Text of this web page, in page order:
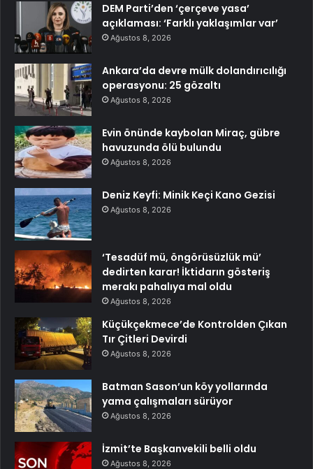
DEM Parti’den ‘çerçeve yasa’
açıklaması: ‘Farklı yaklaşımlar var’
Ağustos 8, 2026
Ankara’da devre mülk dolandırıcılığı
operasyonu: 25 gözaltı
Ağustos 8, 2026
Evin önünde kaybolan Miraç, gübre
havuzunda ölü bulundu
Ağustos 8, 2026
Deniz Keyfi: Minik Keçi Kano Gezisi
Ağustos 8, 2026
‘Tesadüf mü, öngörüsüzlük mü’
dedirten karar! İktidarın gösteriş
merakı pahalıya mal oldu
Ağustos 8, 2026
Küçükçekmece’de Kontrolden Çıkan
Tır Çitleri Devirdi
Ağustos 8, 2026
Batman Sason’un köy yollarında
yama çalışmaları sürüyor
Ağustos 8, 2026
İzmit’te Başkanvekili belli oldu
Ağustos 8, 2026